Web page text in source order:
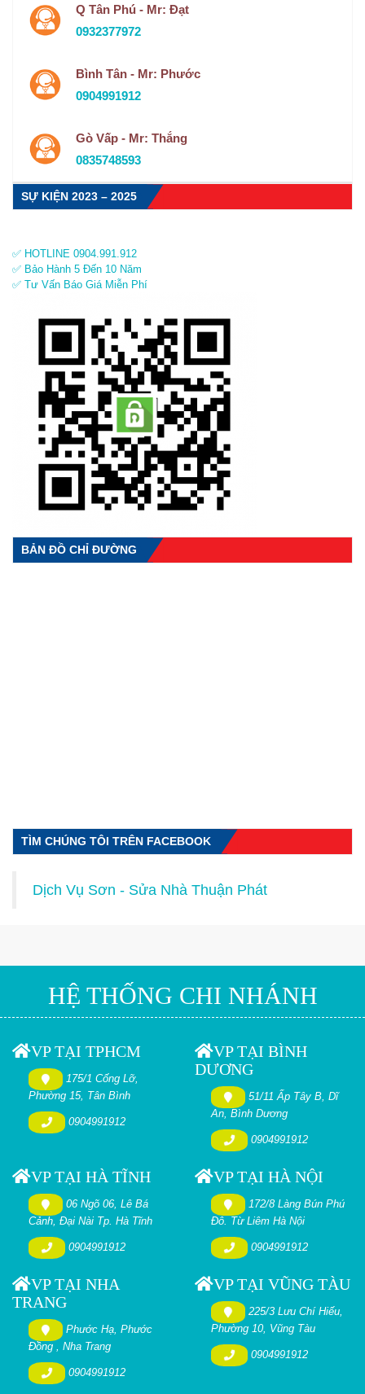
Q Tân Phú - Mr: Đạt
0932377972
Bình Tân - Mr: Phước
0904991912
Gò Vấp - Mr: Thắng
0835748593
SỰ KIỆN 2023 – 2025
✅ HOTLINE 0904.991.912
✅ Bảo Hành 5 Đến 10 Năm
✅ Tư Vấn Báo Giá Miễn Phí
BẢN ĐỒ CHỈ ĐƯỜNG
TÌM CHÚNG TÔI TRÊN FACEBOOK
Dịch Vụ Sơn - Sửa Nhà Thuận Phát
HỆ THỐNG CHI NHÁNH
VP TẠI TPHCM
175/1 Cống Lỡ,
Phường 15, Tân Bình
0904991912
VP TẠI BÌNH
DƯƠNG
51/11 Ấp Tây B, Dĩ
An, Bình Dương
0904991912
VP TẠI HÀ TĨNH
06 Ngõ 06, Lê Bá
Cảnh, Đại Nài Tp. Hà Tĩnh
0904991912
VP TẠI HÀ NỘI
172/8 Làng Bún Phú
Đô. Từ Liêm Hà Nội
0904991912
VP TẠI NHA
TRANG
Phước Hạ, Phước
Đồng , Nha Trang
0904991912
VP TẠI VŨNG TÀU
225/3 Lưu Chí Hiếu,
Phường 10, Vũng Tàu
0904991912